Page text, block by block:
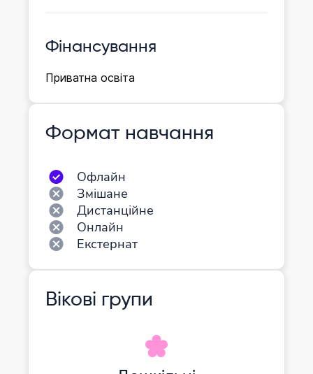
Фінансування
Приватна освіта
Формат навчання
Офлайн
Змішане
Дистанційне
Онлайн
Екстернат
Вікові групи